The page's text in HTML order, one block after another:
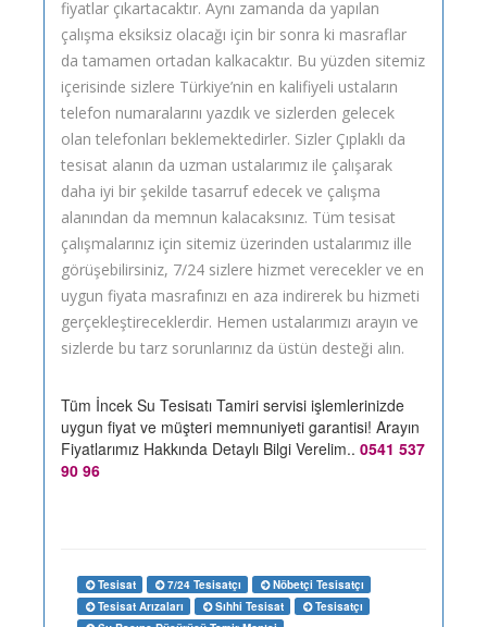
fiyatlar çıkartacaktır. Aynı zamanda da yapılan
çalışma eksiksiz olacağı için bir sonra ki masraflar
da tamamen ortadan kalkacaktır. Bu yüzden sitemiz
içerisinde sizlere Türkiye’nin en kalifiyeli ustaların
telefon numaralarını yazdık ve sizlerden gelecek
olan telefonları beklemektedirler. Sizler Çıplaklı da
tesisat alanın da uzman ustalarımız ile çalışarak
daha iyi bir şekilde tasarruf edecek ve çalışma
alanından da memnun kalacaksınız. Tüm tesisat
çalışmalarınız için sitemiz üzerinden ustalarımız ille
görüşebilirsiniz, 7/24 sizlere hizmet verecekler ve en
uygun fiyata masrafınızı en aza indirerek bu hizmeti
gerçekleştireceklerdir. Hemen ustalarımızı arayın ve
sizlerde bu tarz sorunlarınız da üstün desteği alın.
Tüm İncek Su Tesisatı Tamiri servisi işlemlerinizde
uygun fiyat ve müşteri memnuniyeti garantisi! Arayın
Fiyatlarımız Hakkında Detaylı Bilgi Verelim.. 0541 537
90 96
Tesisat 7/24 Tesisatçı
Nöbetçi Tesisatçı
Tesisat Arızaları
Sıhhi Tesisat
Tesisatçı